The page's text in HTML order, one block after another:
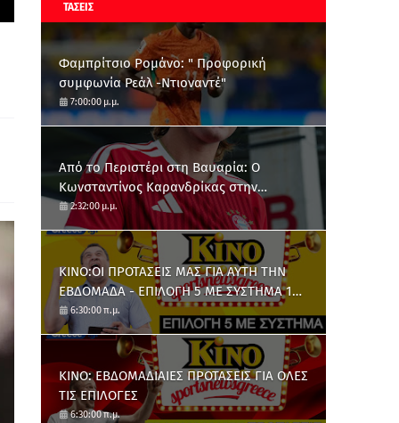
ΤΑΣΕΙΣ
Φαμπρίτσιο Ρομάνο: " Προφορική
συμφωνία Ρεάλ -Ντιοναντέ"
7:00:00 μ.μ.
Από το Περιστέρι στη Βαυαρία: O
Κωνσταντίνος Καρανδρίκας στην
Μπάγερν Μονάχου
2:32:00 μ.μ.
ΚΙΝΟ:ΟΙ ΠΡΟΤΑΣΕΙΣ ΜΑΣ ΓΙΑ ΑΥΤΗ ΤΗΝ
ΕΒΔΟΜΑΔΑ - ΕΠΙΛΟΓΗ 5 ΜΕ ΣΥΣΤΗΜΑ 10
ΑΡΙΘΜΩΝ
6:30:00 π.μ.
ΚΙΝΟ: ΕΒΔΟΜΑΔΙΑΙΕΣ ΠΡΟΤΑΣΕΙΣ ΓΙΑ ΟΛΕΣ
ΤΙΣ ΕΠΙΛΟΓΕΣ
6:30:00 π.μ.